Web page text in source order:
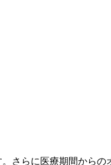
さらに医療期間からの